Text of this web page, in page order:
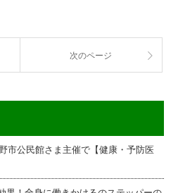
次のページ
市公民館さま主催で【健康・予防医